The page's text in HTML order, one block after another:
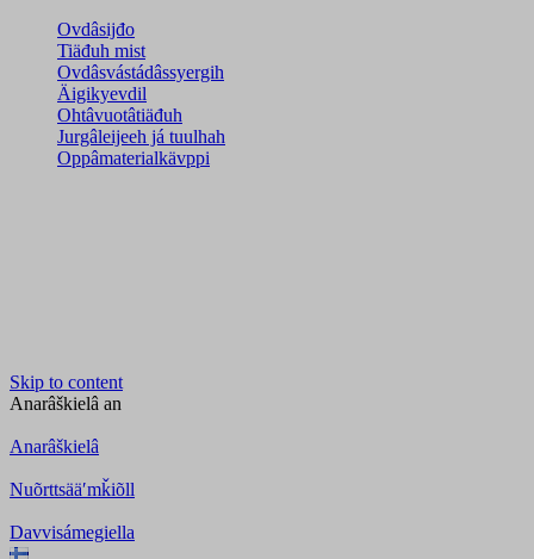
Ovdâsijđo
Tiäđuh mist
Ovdâsvástádâssyergih
Äigikyevdil
Ohtâvuotâtiäđuh
Jurgâleijeeh já tuulhah
Oppâmaterialkävppi
Skip to content
Anarâškielâ an
Anarâškielâ
Nuõrttsääʹmǩiõll
Davvisámegiella